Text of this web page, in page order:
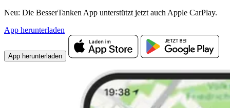
Neu: Die BesserTanken App unterstützt jetzt auch Apple CarPlay.
App herunterladen
App herunterladen